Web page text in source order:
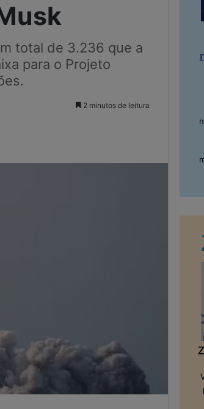
total de 3.236 que a
para o Projeto
2 minutos de leitura